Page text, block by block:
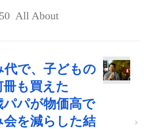
All About
代で、子どもの
も買えた
パが物価高で
会を減らした結